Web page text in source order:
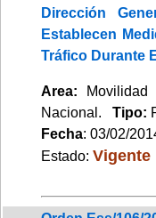
Dirección
Establecen
Tráfico Durante
Area:
Nacional. Tipo:
Fecha: 03/02/
Estado: Vigente